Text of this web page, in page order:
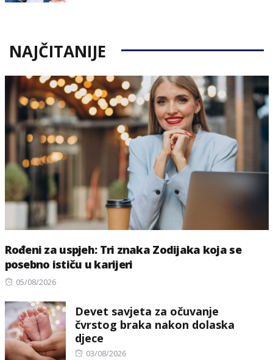
NAJČITANIJE
Rođeni za uspjeh: Tri znaka Zodijaka koja se
posebno ističu u karijeri
Posted
05/08/2026
Devet savjeta za očuvanje
čvrstog braka nakon dolaska
djece
Posted
03/08/2026